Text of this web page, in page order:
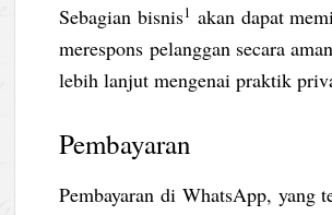
Sebagian bisnis1 akan dapat
merespons pelanggan secara
lebih lanjut mengenai praktik
Pembayaran
Pembayaran di WhatsApp, yang